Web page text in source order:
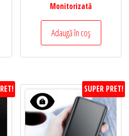
Monitorizată
Adaugă în coș
SUPER PRET!